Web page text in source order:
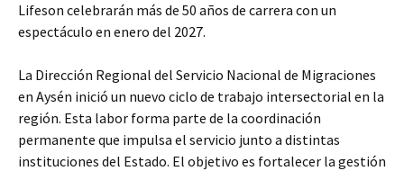
Lifeson celebrarán más de 50 años de carrera con un
espectáculo en enero del 2027.
La Dirección Regional del Servicio Nacional de Migraciones
en Aysén inició un nuevo ciclo de trabajo intersectorial en la
región. Esta labor forma parte de la coordinación
permanente que impulsa el servicio junto a distintas
instituciones del Estado. El objetivo es fortalecer la gestión